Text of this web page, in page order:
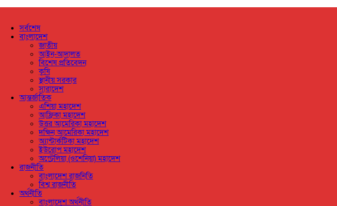
সর্বশেষ
বাংলাদেশ
জাতীয়
আইন-আদালত
বিশেষ প্রতিবেদন
কৃষি
স্থানীয় সরকার
সারাদেশ
আন্তর্জাতিক
এশিয়া মহাদেশ
আফ্রিকা মহাদেশ
উত্তর আমেরিকা মহাদেশ
দক্ষিন আমেরিকা মহাদেশ
অ্যান্টার্কটিকা মহাদেশ
ইউরোপ মহাদেশ
অস্ট্রেলিয়া (ওশেনিয়া) মহাদেশ
রাজনীতি
বাংলাদেশ রাজনিতি
বিশ্ব রাজনীতি
অর্থনীতি
বাংলাদেশ অর্থনীতি